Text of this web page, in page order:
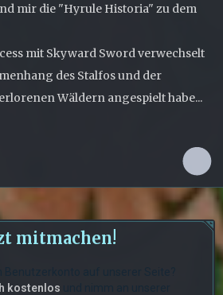
mir die "Hyrule Historia" zu dem
mit Skyward Sword verwechselt
des Stalfos und der
Wäldern angespielt habe...
mitmachen!
kostenlos